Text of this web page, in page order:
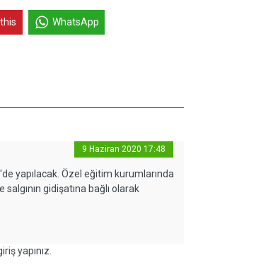
WhatsApp
9 Haziran 2020 17:48
yapılacak. Özel eğitim kurumlarında
gidişatına bağlı olarak
yapınız.